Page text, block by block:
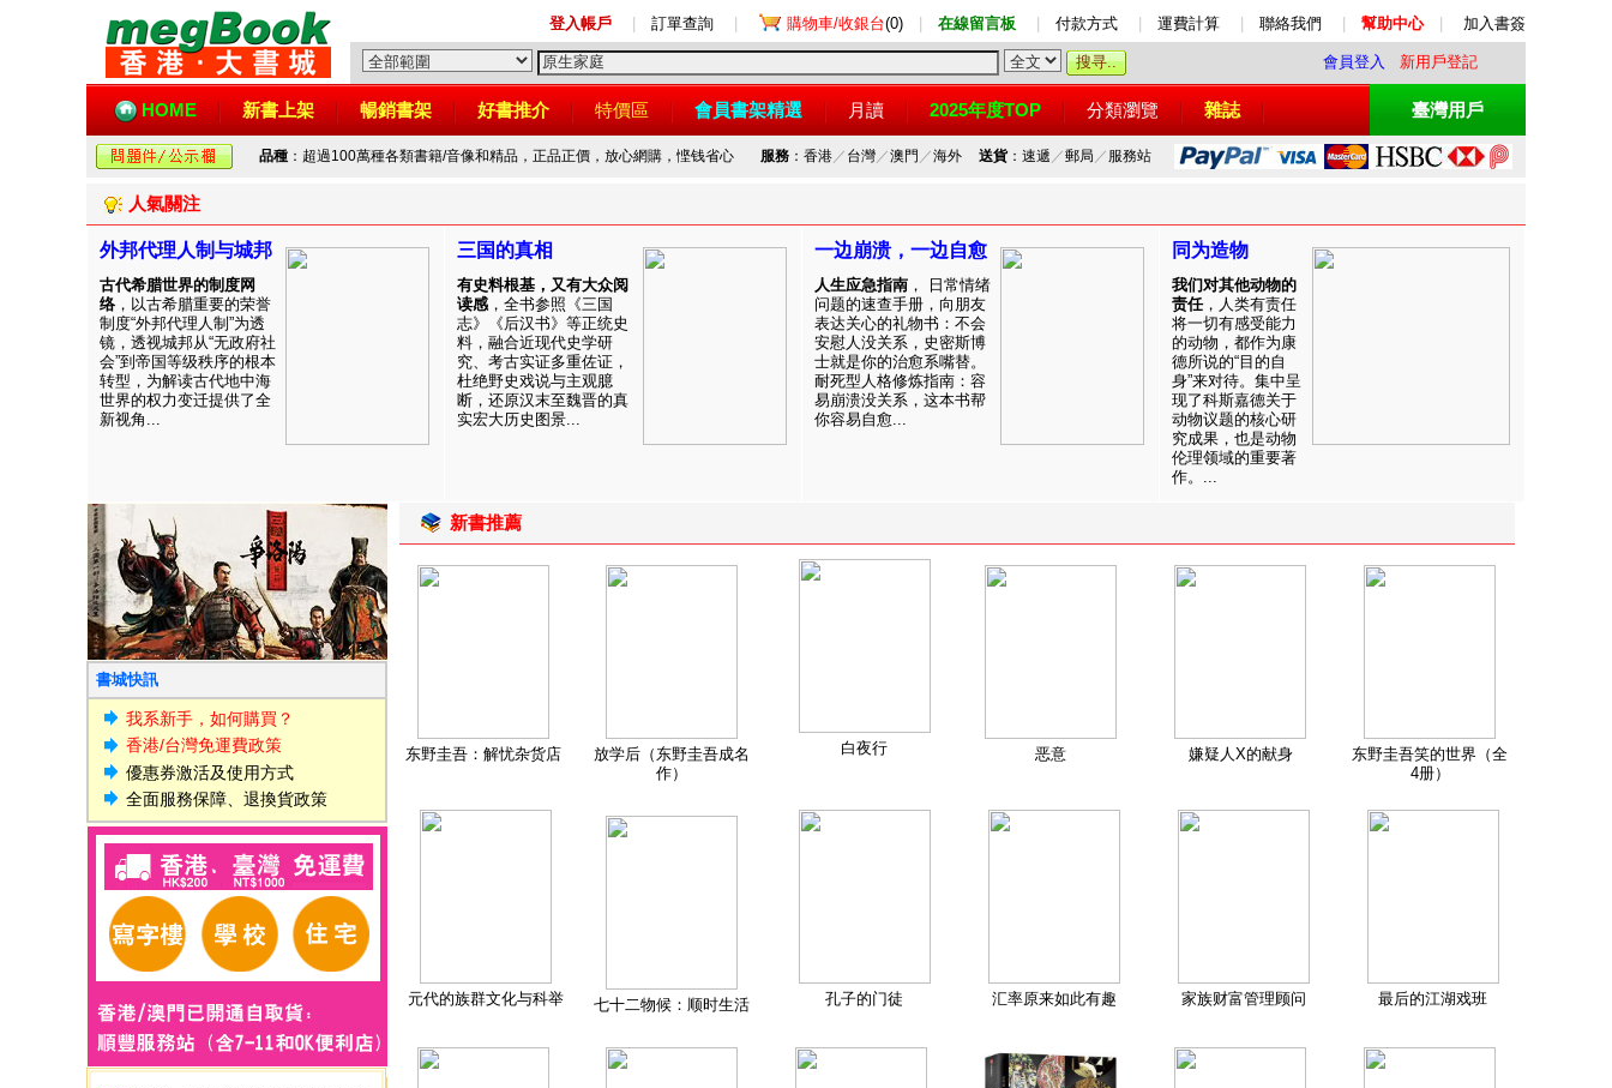
登入帳戶 訂單查詢 購物車/收銀台(0) 在線留言板 付款方式 運費計算 聯絡我們 幫助中心 加入書簽
會員登入 新用戶登記
HOME 新書上架 暢銷書架 好書推介 特價區 會員書架精選 月讀 2025年度TOP 分類瀏覽 雜誌 臺灣用戶
品種 ：超過100萬種各類書籍/音像和精品，正品正價，放心網購，悭钱省心 服務：香港／ 台灣／澳門 ／海外 送貨：速遞 ／郵局 ／ 服務站
人氣關注
外邦代理人制与城邦
古代希腊世界的制度网
络 ，以古希腊重要的荣誉
制度“外邦代理人制”为透
镜，透视城邦从“无政府社
会”到帝国等级秩序的根本
转型，为解读古代地中海
世界的权力变迁提供了全
新视角...
三国的真相
有史料根基，又有大众阅
读感 ，全书参照《三国
志》《后汉书》等正统史
料，融合近现代史学研
究、考古实证多重佐证，
杜绝野史戏说与主观臆
断，还原汉末至魏晋的真
实宏大历史图景...
一边崩溃，一边自愈
人生应急指南 ， 日常情绪
问题的速查手册，向朋友
表达关心的礼物书：不会
安慰人没关系，史密斯博
士就是你的治愈系嘴替。
耐死型人格修炼指南：容
易崩溃没关系，这本书帮
你容易自愈...
同为造物
我们对其他动物的
责任，人类有责任
将一切有感受能力
的动物，都作为康
德所说的“目的自
身”来对待。集中呈
现了科斯嘉德关于
动物议题的核心研
究成果，也是动物
伦理领域的重要著
作。...
書城快訊
我系新手，如何購買？
香港/台灣免運費政策
優惠券激活及使用方式
全面服務保障、退換貨政策
新書推薦
东野圭吾：解忧杂货店
放学后（东野圭吾成名
作）
白夜行 恶意 嫌疑人X的献身
东野圭吾笑的世界（全
4册）
元代的族群文化与科举 七十二物候：顺时生活 孔子的门徒 汇率原来如此有趣 家族财富管理顾问 最后的江湖戏班